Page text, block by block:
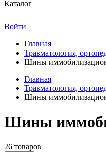
Каталог
Войти
Главная
Травматология,
Шины
Главная
Травматология,
Шины
Шины
26 товаров